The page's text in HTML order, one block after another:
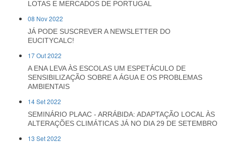
LOTAS E MERCADOS DE PORTUGAL
08 Nov 2022
JÁ PODE SUSCREVER A NEWSLETTER DO
EUCITYCALC!
17 Out 2022
A ENA LEVA ÀS ESCOLAS UM ESPETÁCULO DE
SENSIBILIZAÇÃO SOBRE A ÁGUA E OS PROBLEMAS
AMBIENTAIS
14 Set 2022
SEMINÁRIO PLAAC - ARRÁBIDA: ADAPTAÇÃO LOCAL ÀS
ALTERAÇÕES CLIMÁTICAS JÁ NO DIA 29 DE SETEMBRO
13 Set 2022